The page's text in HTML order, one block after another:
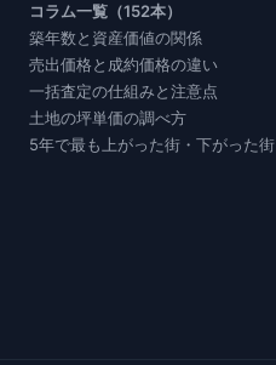
コラム一覧（152本）
築年数と資産価値の関係
売出価格と成約価格の違い
一括査定の仕組みと注意点
土地の坪単価の調べ方
5年で最も上がった街・下がった街